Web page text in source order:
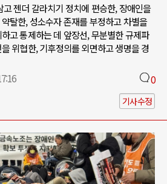
젠더 갈라치기 정치에 편승한, 장애인을
탈한, 성소수자 존재를 부정하고 차별을
고 통제하는 데 앞장선, 무분별한 규제파
위협한, 기후정의를 외면하고 생명을 경
0
기사수정